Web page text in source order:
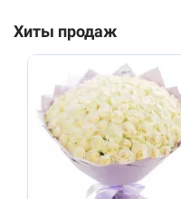
Хиты продаж